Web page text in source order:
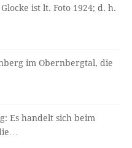
ist lt. Foto 1924; d. h.
im Obernbergtal, die
Es handelt sich beim